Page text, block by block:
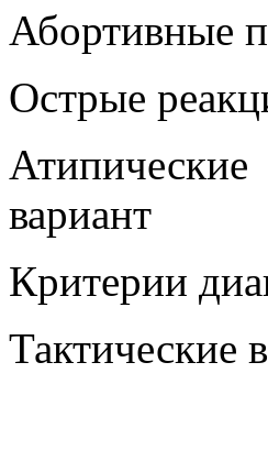
Абортивные
Острые
вариант
Критерии
Тактические